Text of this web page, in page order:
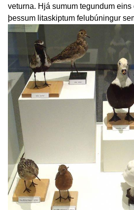
veturna. Hjá sumum tegundum
þessum litaskiptum felubúningur